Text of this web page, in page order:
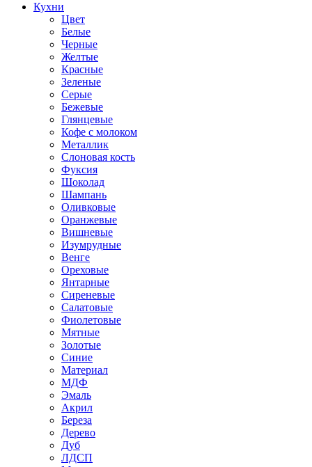
Кухни
Цвет
Белые
Черные
Желтые
Красные
Зеленые
Серые
Бежевые
Глянцевые
Кофе с молоком
Металлик
Слоновая кость
Фуксия
Шоколад
Шампань
Оливковые
Оранжевые
Вишневые
Изумрудные
Венге
Ореховые
Янтарные
Сиреневые
Салатовые
Фиолетовые
Мятные
Золотые
Синие
Материал
МДФ
Эмаль
Акрил
Береза
Дерево
Дуб
ЛДСП